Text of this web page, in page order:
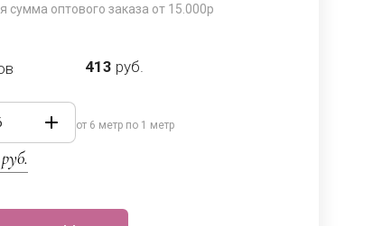
сумма оптового заказа от 15.000р
413 руб.
от 6 метр по 1 метр
руб.